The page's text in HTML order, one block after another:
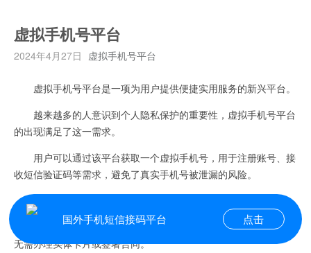
虚拟手机号平台
2024年4月27日 虚拟手机号平台
虚拟手机号平台是一项为用户提供便捷实用服务的新兴平台。
越来越多的人意识到个人隐私保护的重要性，虚拟手机号平台
的出现满足了这一需求。
用户可以通过该平台获取一个虚拟手机号，用于注册账号、接
收短信验证码等需求，避免了真实手机号被泄漏的风险。
虚拟手机号平台的便捷性主要体现在以下几个方面。
首先，用户只需在线上简单注册，便可获得一个虚拟手机号，
无需办理实体卡片或签署合同。
国外手机短信接码平台 点击